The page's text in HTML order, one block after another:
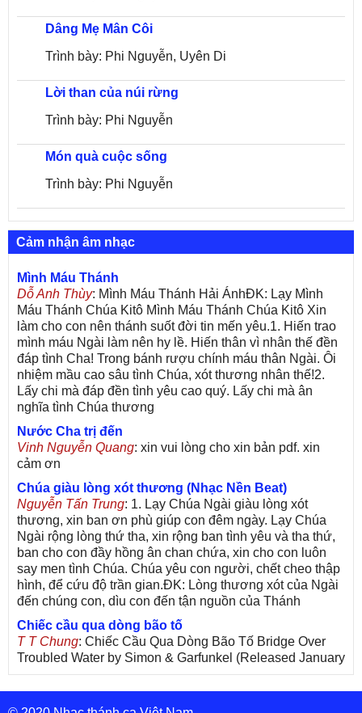
Dâng Mẹ Mân Côi
Trình bày: Phi Nguyễn, Uyên Di
Lời than của núi rừng
Trình bày: Phi Nguyễn
Món quà cuộc sống
Trình bày: Phi Nguyễn
Cảm nhận âm nhạc
Mình Máu Thánh
Dỗ Anh Thùy: Mình Máu Thánh Hải ÁnhĐK: Lạy Mình
Máu Thánh Chúa Kitô Mình Máu Thánh Chúa Kitô Xin
làm cho con nên thánh suốt đời tin mến yêu.1. Hiến trao
mình máu Ngài làm nên hy lề. Hiến thân vì nhân thế đền
đáp tình Cha! Trong bánh rượu chính máu thân Ngài. Ôi
nhiệm mầu cao sâu tình Chúa, xót thương nhân thế!2.
Lấy chi mà đáp đền tình yêu cao quý. Lấy chi mà ân
nghĩa tình Chúa thương
Nước Cha trị đến
Vinh Nguyễn Quang: xin vui lòng cho xin bản pdf. xin
cảm ơn
Chúa giàu lòng xót thương (Nhạc Nền Beat)
Nguyễn Tấn Trung: 1. Lạy Chúa Ngài giàu lòng xót
thương, xin ban ơn phù giúp con đêm ngày. Lạy Chúa
Ngài rộng lòng thứ tha, xin rộng ban tình yêu và tha thứ,
ban cho con đầy hồng ân chan chứa, xin cho con luôn
say men tình Chúa. Chúa yêu con người, chết cheo thập
hình, để cứu độ trần gian.ĐK: Lòng thương xót của Ngài
đến chúng con, dìu con đến tận nguồn của Thánh
Chiếc cầu qua dòng bão tố
T T Chung: Chiếc Cầu Qua Dòng Bão Tố Bridge Over
Troubled Water by Simon & Garfunkel (Released January
26, 1970) Lời Việt: Nhạc Sĩ Vũ Đức Nghiêm Trình Bày:
Chung Tử Lưu